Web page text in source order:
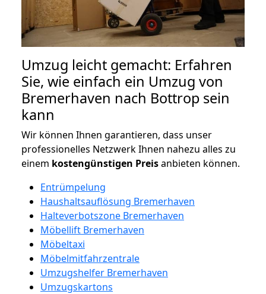
Umzug leicht gemacht: Erfahren
Sie, wie einfach ein Umzug von
Bremerhaven nach Bottrop sein
kann
Wir können Ihnen garantieren, dass unser
professionelles Netzwerk Ihnen nahezu alles zu
einem kostengünstigen Preisanbieten können.
Entrümpelung
Haushaltsauflösung Bremerhaven
Halteverbotszone Bremerhaven
Möbellift Bremerhaven
Möbeltaxi
Möbelmitfahrzentrale
Umzugshelfer Bremerhaven
Umzugskartons